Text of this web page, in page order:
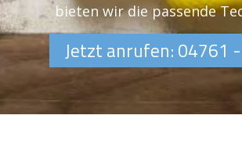
bieten wir die passende
Jetzt anrufen: 04761